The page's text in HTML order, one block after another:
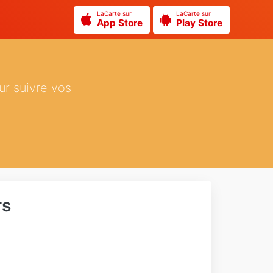
LaCarte sur
App Store
LaCarte sur
Play Store
suivre vos